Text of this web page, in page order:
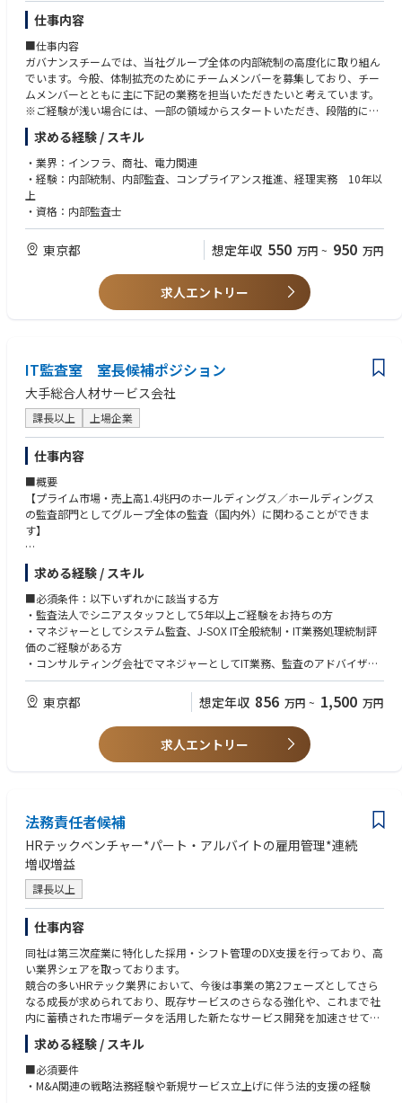
以下のいずれかまたは複数のスキルをお持ちであること。
・USCPA、公認会計士、CIA、CFEなど内部統制・内部監査に関する資格
・中小企業診断士、情報処理技術者資格など経営、IT、 システムに関する
資格
・PMP、PMIなどのコンサルティング業務に関する資格
・英語力（ビジネスレベル）
・プロジェクト提案の受注経験（M層のみ）
仕事内容
■仕事内容
ガバナンスチームでは、当社グループ全体の内部統制の高度化に取り組ん
でいます。今般、体制拡充のためにチームメンバーを募集しており、チー
ムメンバーとともに主に下記の業務を担当いただきたいと考えています。
※ご経験が浅い場合には、一部の領域からスタートいただき、段階的に担
当領域を拡張いただく想定です。
【業務内容】
・内部統制高度化プロジェクト・内部監査の統括業務
・コンプライアンス推進業務
・グループ会社の管理支援業務（主として上記2業務のグループ会社への
・監査役監査支援業務（主として会社法関連）
・J-SOX関連業務（主としてCLC）
■キャリアパス
リスク・ガバナンス総括部では、内部統制関連業務の他に、与信管理等の
財経・リスクマネジメント人材として管理職への登用の可能性もございま
す。
■魅力・やりがい
グループ全体の統括業務を通じて、経営的な視座で全体を俯瞰しながら、
マネジメントや複数の関係部署との中で業務（運用、改善・高度化）を推
進、成果を出していくことにやりがいがあると考えております、また、住
友商事グループで長年培われた内部統制のノウハウ・フレームワークを通
じて、体系的な運用経験・知識を得ることができます。ガバナンスチーム
は、担当者にも大きな裁量を持って業務に携わっていただいています。
求める経験 / スキル
・業界：インフラ、商社、電力関連
・経験：内部統制、内部監査、コンプライアンス推進、経理実務 10年以
上
・資格：内部監査士
東京都 想定年収 550 万円 ~ 950 万円
求人エントリー
IT監査室 室長候補ポジション
大手総合人材サービス会社
課長以上 上場企業
仕事内容
■概要
【プライム市場・売上高1.4兆円のホールディングス／ホールディングス
の監査部門としてグループ全体の監査（国内外）に関わることができま
す】
弊グループは、グループ会社約150社、従業員約7万人を有する人材グルー
プです。
今回募集するグループでは、グループ全体の監査および内部統制業務を行
っています。
経営目標達成に貢献できる組織を目指し、海外含むグループ全体の監査レ
ベルを向上させることがミッションです。
今回の募集ポジションでは、そのうち国内各社におけるJ-SOXのIT領域（I
担当いただきます。
内部統制に関する構築支援や評価、監査対象会社/部門がグループ戦略や
経営方針に則り業務を行っていること、リスクを適切にコントロールして
・J-SOXのIT領域（IT全般統制、IT業務処理統制）の構築支援及び整備・運
用状況評価、評価結果報告書の作成
・システム監査の個別計画策定、監査手続き作成、実施、内部監査報告書
の作成、結果講評
・指摘事項改善フォローアップ
・監査法人、各社関連部門との連携
・所属組織のマネジメント、メンバーの育成及び指導
求める経験 / スキル
■必須条件：以下いずれかに該当する方
・監査法人でシニアスタッフとして5年以上ご経験をお持ちの方
・マネジャーとしてシステム監査、J-SOX IT全般統制・IT業務処理統制評
価のご経験がある方
・コンサルティング会社でマネジャーとしてIT業務、監査のアドバイザリ
ーもしくは受託経験が3年以上ある方
■歓迎条件：
・事業会社における、内部監査もしくはJ-SOX対応のご経験
・システムリスクマネジメントに関する業務経験
・CISA、システム監査技術者の資格保有者
・さまざまな関係者と信頼関係を構築し、業務を推進できる方
・定型業務だけでなく、変化や新しいことも楽しめる方
・コミュニケーション能力がある方
・論理的思考が得意な方
東京都 想定年収 856 万円 ~ 1,500 万円
求人エントリー
法務責任者候補
HRテックベンチャー*パート・アルバイトの雇用管理*連続
増収増益
課長以上
仕事内容
同社は第三次産業に特化した採用・シフト管理のDX支援を行っており、高
い業界シェアを取っております。
競合の多いHRテック業界において、今後は事業の第2フェーズとしてさら
なる成長が求められており、既存サービスのさらなる強化や、これまで社
内に蓄積された市場データを活用した新たなサービス開発を加速させてい
きます。
現状は社内にコーポレート法務の組織がないため、実質立上げの第一人者
として携わっていただく想定です。現場部門での個別の法務対応や外部専
求める経験 / スキル
■必須要件
・M&A関連の戦略法務経験や新規サービス立上げに伴う法的支援の経験